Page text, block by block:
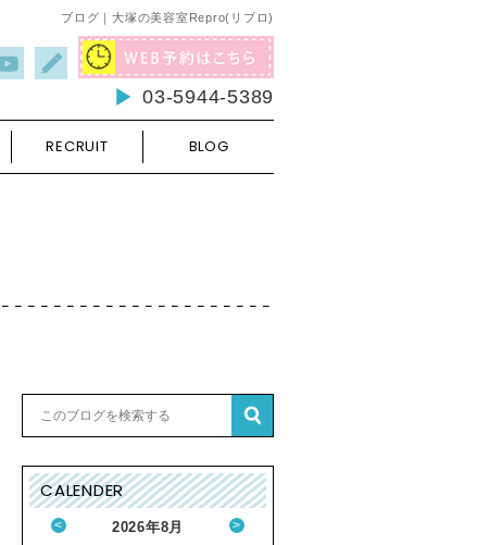
ブログ｜大塚の美容室Repro(リプロ)
03-5944-5389
RECRUIT BLOG
CALENDER
2026年8月
< >